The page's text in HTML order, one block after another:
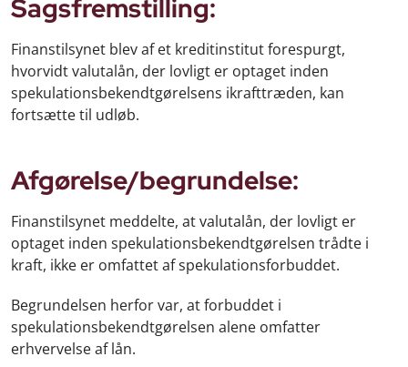
Sagsfremstilling:
Finanstilsynet blev af et kreditinstitut forespurgt,
hvorvidt valutalån, der lovligt er optaget inden
spekulationsbekendtgørelsens ikrafttræden, kan
fortsætte til udløb.
Afgørelse/begrundelse:
Finanstilsynet meddelte, at valutalån, der lovligt er
optaget inden spekulationsbekendtgørelsen trådte i
kraft, ikke er omfattet af spekulationsforbuddet.
Begrundelsen herfor var, at forbuddet i
spekulationsbekendtgørelsen alene omfatter
erhvervelse af lån.